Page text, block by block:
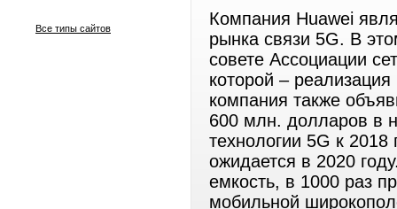
Все типы сайтов
Компания Huawei
рынка связи 5G. В
совете Ассоциации
которой –
компания также
600 млн. долларов в
технологии 5G к 2018
ожидается в 2020
емкость, в 1000 раз
мобильной